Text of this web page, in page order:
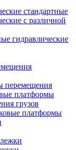
стандартные
с различной
гидравлические
перемещения
платформы
грузов
платформы